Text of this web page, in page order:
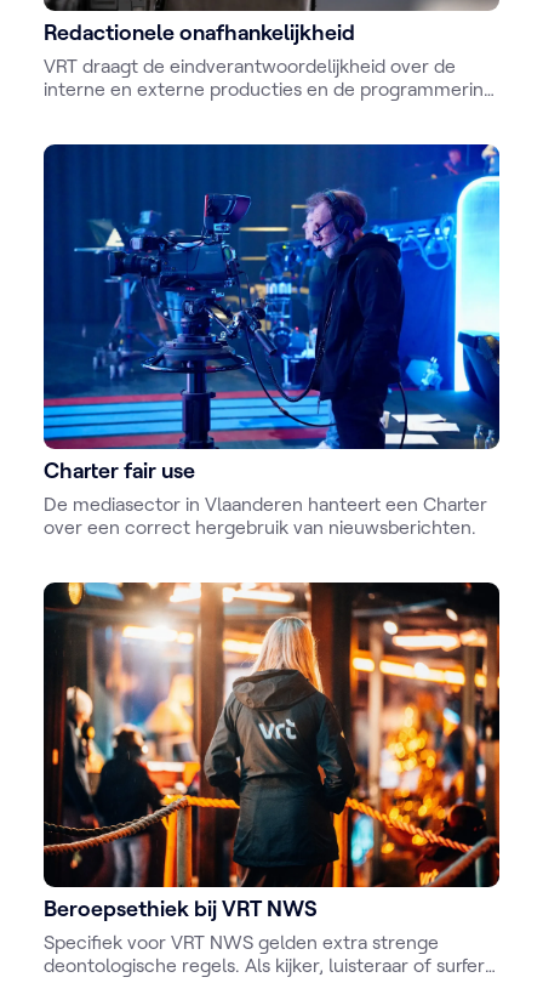
Redactionele onafhankelijkheid
VRT draagt de eindverantwoordelijkheid over de
interne en externe producties en de programmering
ervan.
Charter fair use
De mediasector in Vlaanderen hanteert een Charter
over een correct hergebruik van nieuwsberichten.
Beroepsethiek bij VRT NWS
Specifiek voor VRT NWS gelden extra strenge
deontologische regels. Als kijker, luisteraar of surfer